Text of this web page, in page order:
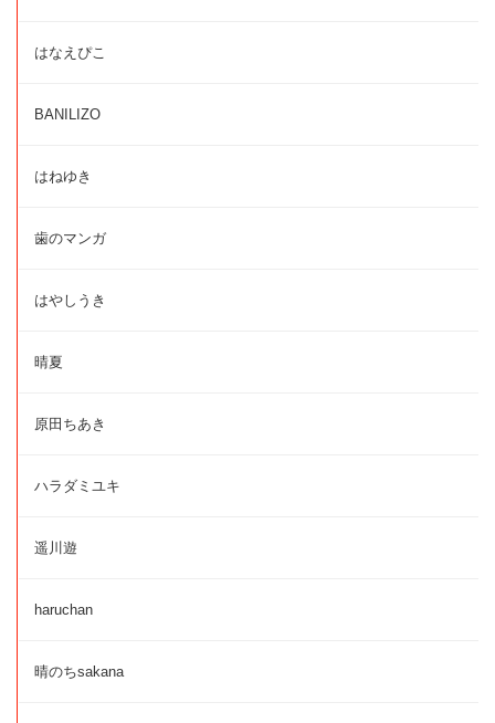
はなえぴこ
BANILIZO
はねゆき
歯のマンガ
はやしうき
晴夏
原田ちあき
ハラダミユキ
遥川遊
haruchan
晴のちsakana